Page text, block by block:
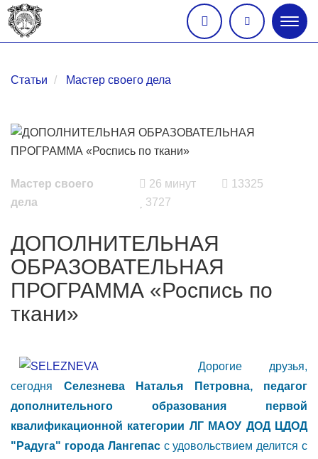
меню
Статьи Мастер своего дела
Мастер своего
дела
26 минут
13325
3727
ДОПОЛНИТЕЛЬНАЯ
ОБРАЗОВАТЕЛЬНАЯ
ПРОГРАММА «Роспись по
ткани»
Дорогие друзья,
сегодня Селезнева Наталья Петровна, педагог
дополнительного образования первой
квалификационной категории ЛГ МАОУ ДОД ЦДОД
"Радуга" города Лангепас с удовольствием делится с